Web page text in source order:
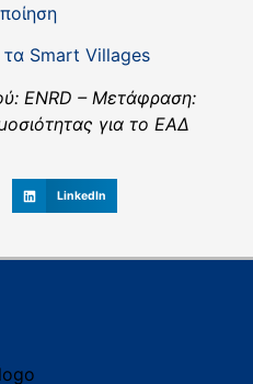
τα Smart Villages
ENRD – Μετάφραση:
για το ΕΑΔ
LinkedIn